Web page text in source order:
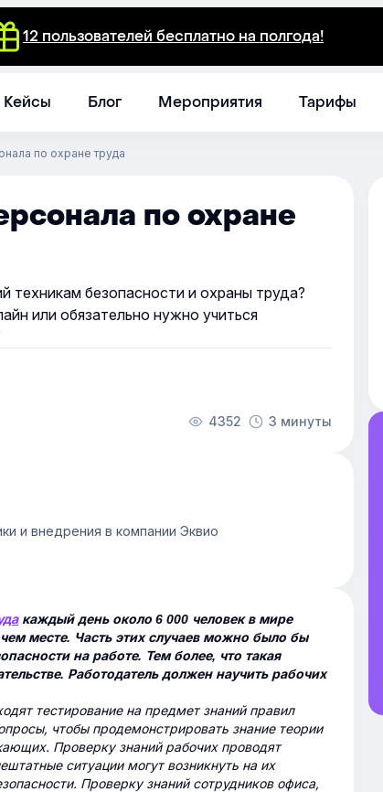
12 пользователей бесплатно на полгода!
Кейсы Блог Мероприятия Тарифы
по охране труда
по охране
техникам безопасности и охраны труда?
или обязательно нужно учиться
4352 3 минуты
и внедрения в компании Эквио
каждый день около 6 000 человек в мире
месте. Часть этих случаев можно было бы
на работе. Тем более, что такая
Работодатель должен научить рабочих
тестирование на предмет знаний правил
чтобы продемонстрировать знание теории
Проверку знаний рабочих проводят
ситуации могут возникнуть на их
Проверку знаний сотрудников офиса,